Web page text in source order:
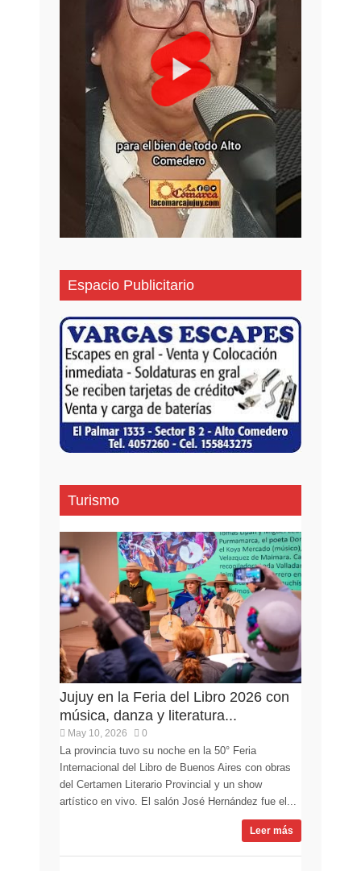
Espacio Publicitario
Turismo
Jujuy en la Feria del Libro 2026 con
música, danza y literatura...
May 10, 2026 0
La provincia tuvo su noche en la 50° Feria
Internacional del Libro de Buenos Aires con obras
del Certamen Literario Provincial y un show
artístico en vivo. El salón José Hernández fue el...
Leer más